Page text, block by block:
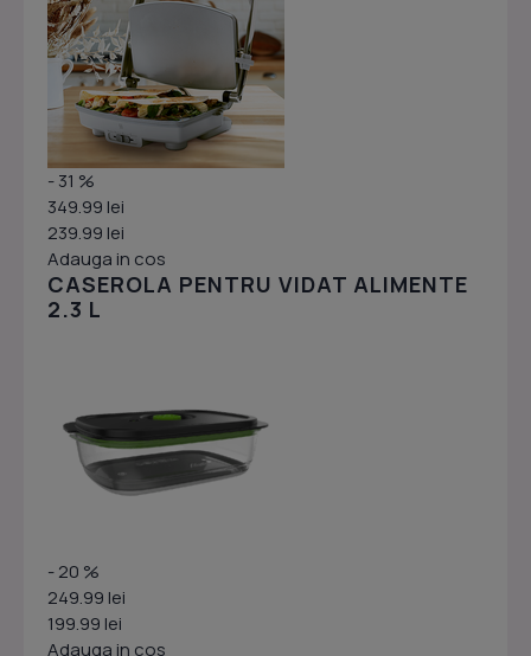
- 31 %
349.99 lei
239.99 lei
Adauga in cos
CASEROLA PENTRU VIDAT ALIMENTE
2.3 L
- 20 %
249.99 lei
199.99 lei
Adauga in cos